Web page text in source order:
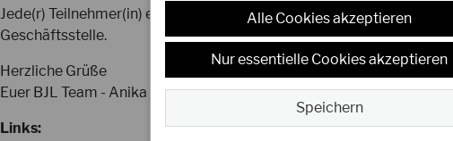
Alle Cookies akzeptieren
Nur essentielle Cookies akzeptieren
Speichern
Jede(r) Teilnehmer(in) erhält nach dem Zahlungseingang eine
Geschäftsstelle.
Herzliche Grüße
Euer BJL Team - Anika Lapp & Tobias Prüfert
Links: